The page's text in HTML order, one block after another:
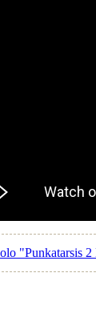
"Punkatarsis